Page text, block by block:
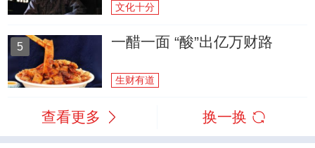
文化十分
5 一醋一面 “酸”出亿万财路
生财有道
查看更多 换一换